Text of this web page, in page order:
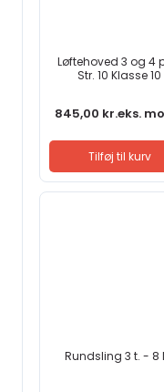
Løftehoved 3 og 4
Str. 10 Klasse 10
845,00 kr.eks.
Tilføj til kurv
Rundsling 3 t. - 8